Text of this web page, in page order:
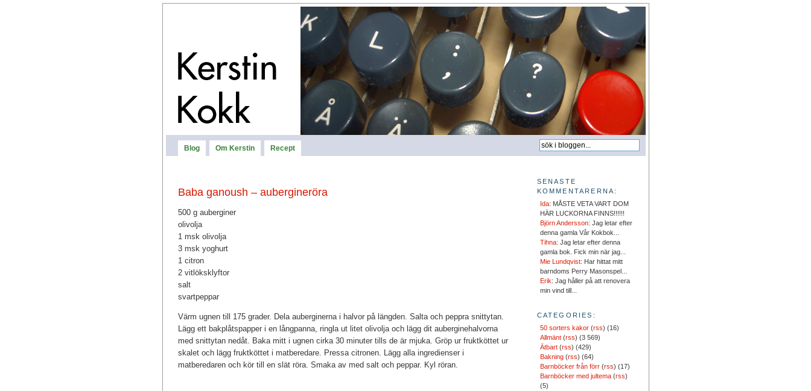
Blog Om Kerstin Recept
Baba ganoush – aubergineröra
500 g auberginer
olivolja
1 msk olivolja
3 msk yoghurt
1 citron
2 vitlöksklyftor
salt
svartpeppar
Värm ugnen till 175 grader. Dela auberginerna i halvor på längden. Salta och peppra snittytan.
Lägg ett bakplåtspapper i en långpanna, ringla ut litet olivolja och lägg dit auberginehalvorna
med snittytan nedåt. Baka mitt i ugnen cirka 30 minuter tills de är mjuka. Gröp ur fruktköttet ur
skalet och lägg fruktköttet i matberedare. Pressa citronen. Lägg alla ingredienser i
matberedaren och kör till en slät röra. Smaka av med salt och peppar. Kyl röran.
SENASTE
KOMMENTARERNA:
Ida: MÅSTE VETA VART DOM
HÄR LUCKORNA FINNS!!!!!!
Björn Andersson: Jag letar efter
denna gamla Vår Kokbok...
Tihna: Jag letar efter denna
gamla bok. Fick min när jag...
Mie Lundqvist: Har hittat mitt
barndoms Perry Masonspel...
Erik: Jag håller på att renovera
min vind till...
CATEGORIES:
50 sorters kakor(rss) (16)
Allmänt(rss) (3 569)
Ätbart(rss) (429)
Bakning(rss) (64)
Barnböcker från förr(rss) (17)
Barnböcker med jultema(rss)
(5)